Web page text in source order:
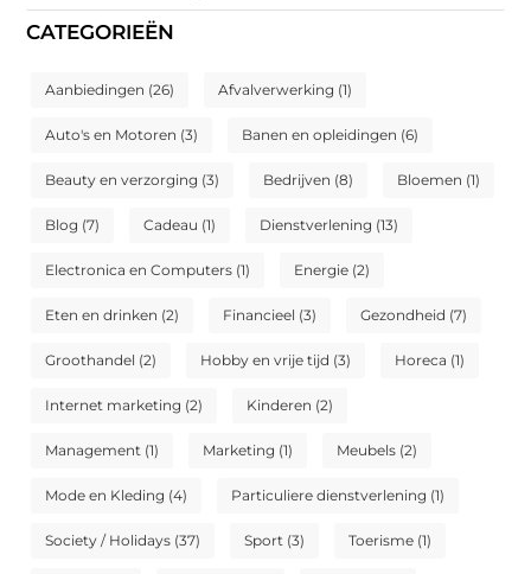
CATEGORIEËN
Aanbiedingen (26) Afvalverwerking (1)
Auto's en Motoren (3) Banen en opleidingen (6)
Beauty en verzorging (3) Bedrijven (8) Bloemen (1)
Blog (7) Cadeau (1) Dienstverlening (13)
Electronica en Computers (1) Energie (2)
Eten en drinken (2) Financieel (3) Gezondheid (7)
Groothandel (2) Hobby en vrije tijd (3) Horeca (1)
Internet marketing (2) Kinderen (2)
Management (1) Marketing (1) Meubels (2)
Mode en Kleding (4) Particuliere dienstverlening (1)
Society / Holidays (37) Sport (3) Toerisme (1)